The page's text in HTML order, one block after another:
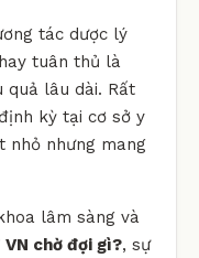
tác dược lý
tuân thủ là
quả lâu dài. Rất
kỳ tại cơ sở y
nhỏ nhưng mang
lâm sàng và
VN chờ đợi gì?, sự